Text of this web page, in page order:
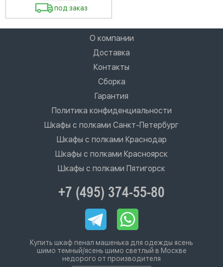
под заказ
О компании
Доставка
Контакты
Сборка
Гарантия
Политика конфиденциальности
Шкафы с полками Санкт-Петербург
Шкафы с полками Краснодар
Шкафы с полками Красноярск
Шкафы с полками Пятигорск
+7 (495) 374-55-80
Купить шкаф пенал машенька для одежды ясень
шимо темный/ясень шимо светлый в Москве
недорого от производителя